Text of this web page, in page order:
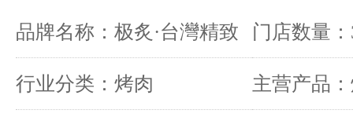
品牌名称：极炙·台灣精致
炭火烤肉
门店数量
行业分类：烤肉 主营产品